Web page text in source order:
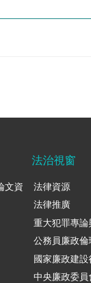
文資
法治視窗
法律資源
法律推廣
重大犯罪專論
公務員廉政倫
國家廉政建設
中央廉政委員